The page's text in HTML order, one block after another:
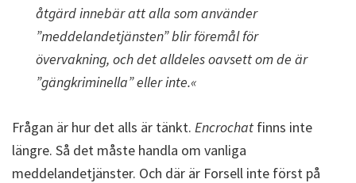
åtgärd innebär att alla som använder
”meddelandetjänsten” blir föremål för
övervakning, och det alldeles oavsett om de är
”gängkriminella” eller inte.«
Frågan är hur det alls är tänkt. Encrochat finns inte
längre. Så det måste handla om vanliga
meddelandetjänster. Och där är Forsell inte först på